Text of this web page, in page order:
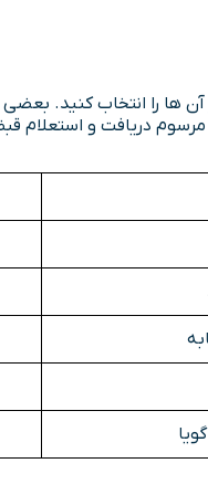
ها را انتخاب کنید.